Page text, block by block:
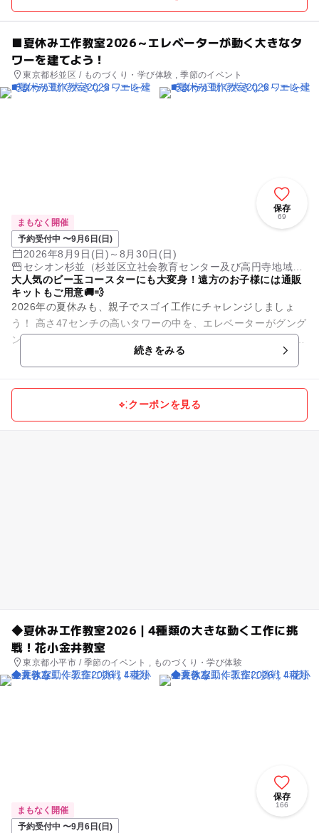
■夏休み工作教室2026～エレベーターが動く大きなタ
ワーを建てよう！
東京都杉並区 / ものづくり・学び体験 , 季節のイベント
保存
69
まもなく開催
予約受付中 〜9月6日(日)
2026年8月9日(日)～8月30日(日)
セシオン杉並（杉並区立社会教育センター及び高円寺地域区
民センター複合施設）
大人気のビー玉コースターにも大変身！遠方のお子様には通販
キットもご用意🚚💨
2026年の夏休みも、親子でスゴイ工作にチャレンジしましょ
う！ 高さ47センチの高いタワーの中を、エレベーターがグング
ン動く本格的な工作を一緒に作ります。 真っ白なタワーの壁を
続きをみる
クーポンを見る
◆夏休み工作教室2026｜4種類の大きな動く工作に挑
戦！花小金井教室
東京都小平市 / 季節のイベント , ものづくり・学び体験
保存
166
まもなく開催
予約受付中 〜9月6日(日)